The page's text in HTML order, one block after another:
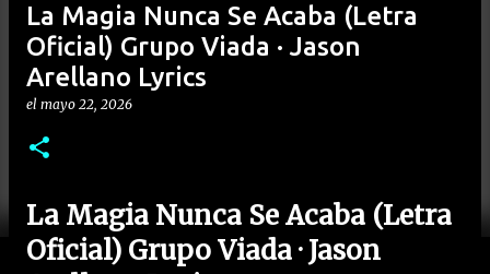
La Magia Nunca Se Acaba (Letra
Oficial) Grupo Viada · Jason
Arellano Lyrics
el mayo 22, 2026
La Magia Nunca Se Acaba (Letra
Oficial) Grupo Viada · Jason